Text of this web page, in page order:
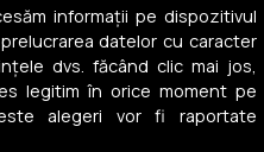
informații pe dispozitivul
datelor cu caracter
dvs. făcând clic mai jos,
legitim în orice moment pe
alegeri vor fi raportate